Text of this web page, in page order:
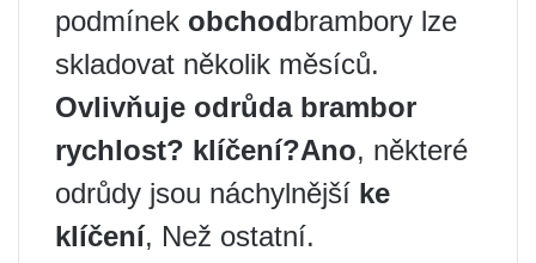
podmínek obchodbrambory lze
skladovat několik měsíců.
Ovlivňuje odrůda brambor
rychlost? klíčení?Ano, některé
odrůdy jsou náchylnější ke
klíčení, Než ostatní.